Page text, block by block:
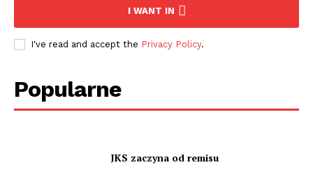
I WANT IN
I've read and accept the Privacy Policy.
Popularne
JKS zaczyna od remisu